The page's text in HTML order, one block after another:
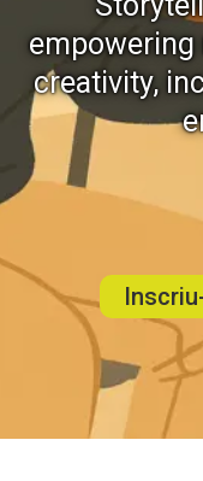
creativity,
La Fundació
Missió i valors
Els comptes clars
La Fundació
Missió i valors
Els comptes clars